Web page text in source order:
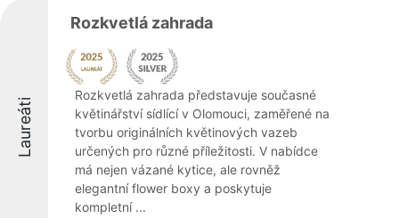
Laureáti
Rozkvetlá zahrada
Rozkvetlá zahrada představuje současné
květinářství sídlící v Olomouci, zaměřené na
tvorbu originálních květinových vazeb
určených pro různé příležitosti. V nabídce
má nejen vázané kytice, ale rovněž
elegantní flower boxy a poskytuje
kompletní ...